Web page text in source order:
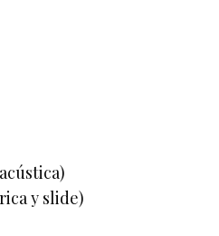
y slide)